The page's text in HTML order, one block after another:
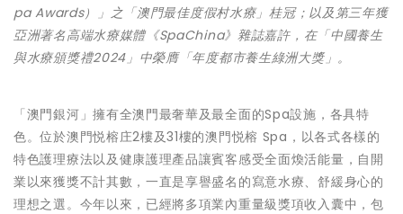
pa Awards）」之「澳門最佳度假村水療」桂冠；以及第三年獲
亞洲著名高端水療媒體《SpaChina》雜誌嘉許，在「中國養生
與水療頒獎禮2024」中榮膺「年度都市養生綠洲大獎」。
「澳門銀河」擁有全澳門最奢華及最全面的Spa設施，各具特
色。位於澳門悦榕庄2樓及31樓的澳門悦榕 Spa，以各式各樣的
特色護理療法以及健康護理產品讓賓客感受全面煥活能量，自開
業以來獲獎不計其數，一直是享譽盛名的寫意水療、舒緩身心的
理想之選。今年以來，已經將多項業內重量級獎項收入囊中，包